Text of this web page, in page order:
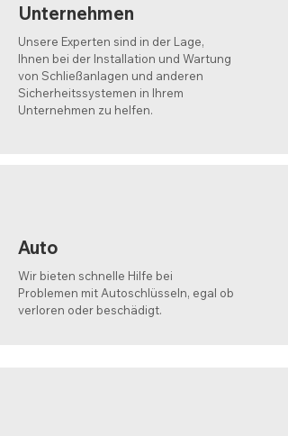
Unternehmen
Unsere Experten sind in der Lage,
Ihnen bei der Installation und Wartung
von Schließanlagen und anderen
Sicherheitssystemen in Ihrem
Unternehmen zu helfen.
Auto
Wir bieten schnelle Hilfe bei
Problemen mit Autoschlüsseln, egal ob
verloren oder beschädigt.